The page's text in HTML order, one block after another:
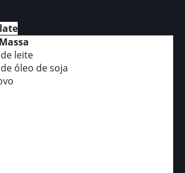
leite
óleo de soja